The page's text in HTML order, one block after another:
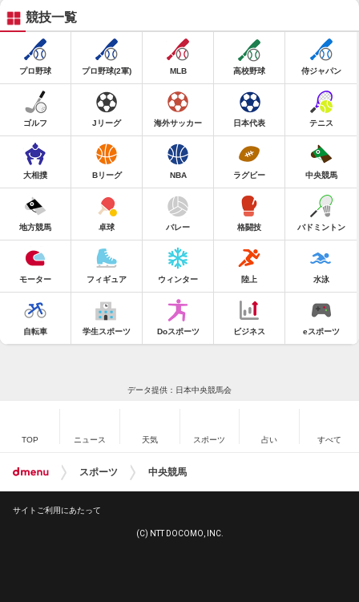
競技一覧
プロ野球 プロ野球(2軍) MLB 高校野球 侍ジャパン
ゴルフ Jリーグ 海外サッカー 日本代表 テニス
大相撲 Bリーグ NBA ラグビー 中央競馬
地方競馬 卓球 バレー 格闘技 バドミントン
モーター フィギュア ウィンター 陸上 水泳
自転車 学生スポーツ Doスポーツ ビジネス eスポーツ
データ提供：日本中央競馬会
TOP ニュース 天気 スポーツ 占い すべて
スポーツ 中央競馬
サイトご利用にあたって
(C) NTT DOCOMO, INC.